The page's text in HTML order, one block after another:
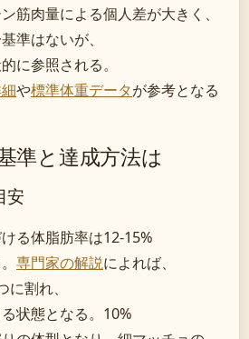
筋肉量による個人差が大きく、
準はないが、
に参照される。
や標準体重データが参考となる
準と達成方法は
安
る体脂肪率は12-15%
専門家の解説によれば、
割れ、
状態となる。10%